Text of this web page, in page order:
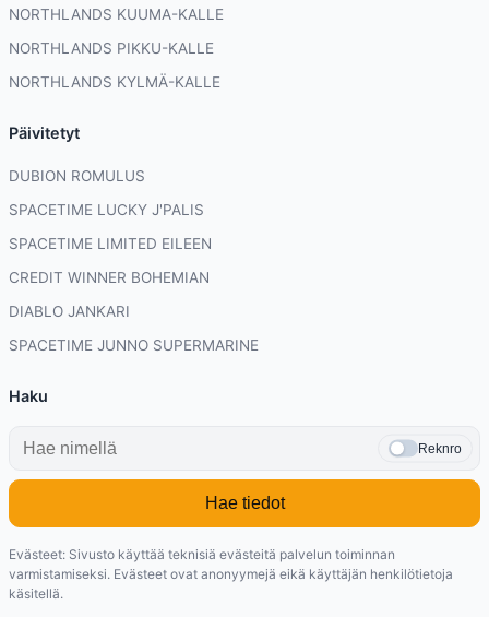
NORTHLANDS KUUMA-KALLE
NORTHLANDS PIKKU-KALLE
NORTHLANDS KYLMÄ-KALLE
Päivitetyt
DUBION ROMULUS
SPACETIME LUCKY J'PALIS
SPACETIME LIMITED EILEEN
CREDIT WINNER BOHEMIAN
DIABLO JANKARI
SPACETIME JUNNO SUPERMARINE
Haku
Reknro
Hae tiedot
Evästeet: Sivusto käyttää teknisiä evästeitä palvelun toiminnan
varmistamiseksi. Evästeet ovat anonyymejä eikä käyttäjän henkilötietoja
käsitellä.